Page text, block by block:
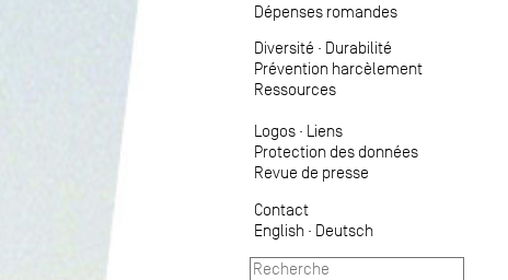
Dépenses romandes
Diversité · Durabilité
Prévention harcèlement
Ressources
Logos · Liens
Protection des données
Revue de presse
Contact
English · Deutsch